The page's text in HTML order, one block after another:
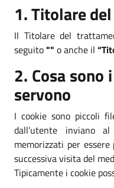
1. Titolare
Il Titolare del
seguito"" o anche il
2. Cosa sono
servono
I cookie sono piccoli
dall’utente inviano
memorizzati per
successiva visita del
Tipicamente i cookie